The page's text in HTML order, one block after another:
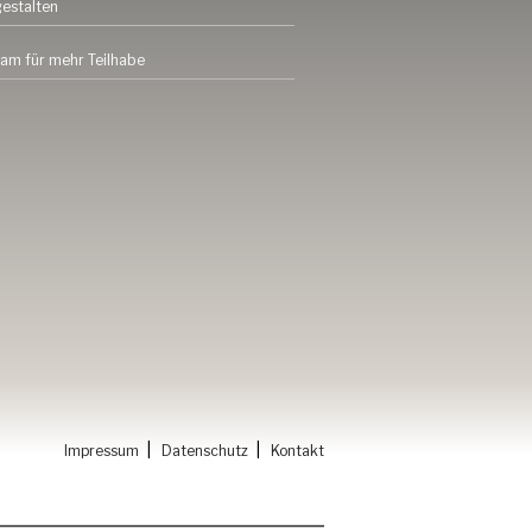
für mehr Teilhabe
Impressum Datenschutz Kontakt